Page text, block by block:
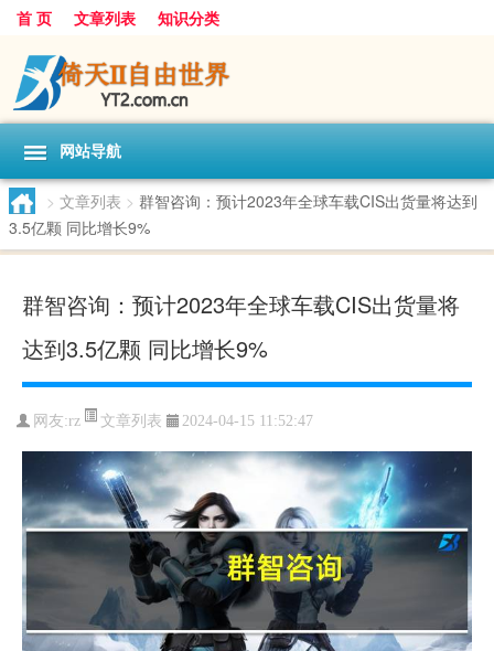
首 页 文章列表 知识分类
网站导航
> 文章列表 > 群智咨询：预计2023年全球车载CIS出货量将达到
3.5亿颗 同比增长9%
群智咨询：预计2023年全球车载CIS出货量将
达到3.5亿颗 同比增长9%
网友:rz 文章列表 2024-04-15 11:52:47